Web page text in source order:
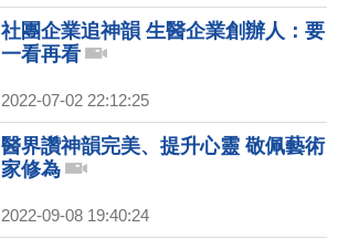
社團企業追神韻 生醫企業創辦人：要
一看再看
2022-07-02 22:12:25
醫界讚神韻完美、提升心靈 敬佩藝術
家修為
2022-09-08 19:40:24